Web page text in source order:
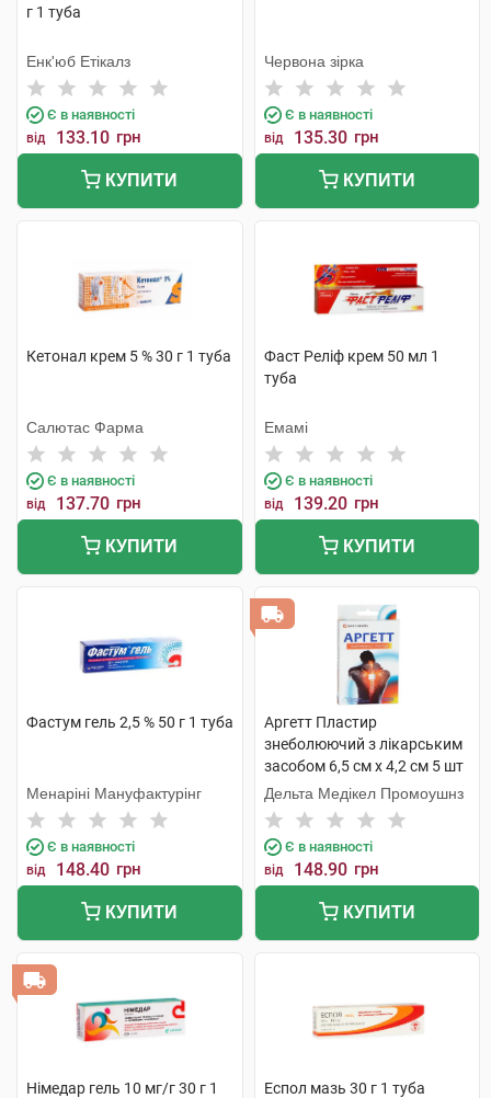
г 1 туба
Енк'юб Етікалз
Є в наявності
від 133.10 грн
КУПИТИ
Червона зірка
Є в наявності
від 135.30 грн
КУПИТИ
Кетонал крем 5 % 30 г 1 туба
Салютас Фарма
Є в наявності
від 137.70 грн
КУПИТИ
Фаст Реліф крем 50 мл 1
туба
Емамі
Є в наявності
від 139.20 грн
КУПИТИ
Фастум гель 2,5 % 50 г 1 туба
Менаріні Мануфактурінг
Є в наявності
від 148.40 грн
КУПИТИ
Аргетт Пластир
знеболюючий з лікарським
засобом 6,5 см х 4,2 см 5 шт
Дельта Медікел Промоушнз
Є в наявності
від 148.90 грн
КУПИТИ
Німедар гель 10 мг/г 30 г 1
Еспол мазь 30 г 1 туба